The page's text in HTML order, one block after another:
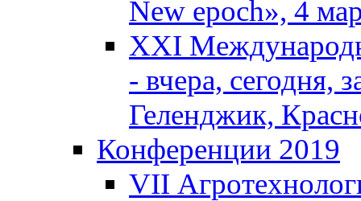
New epoch», 4
XXI
- вчера, сегодня,
Геленджик,
Конференции 2019
VII